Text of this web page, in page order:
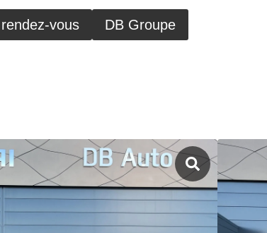
vous DB Groupe
- 48 Rue de Longvic,
2020
ch2021